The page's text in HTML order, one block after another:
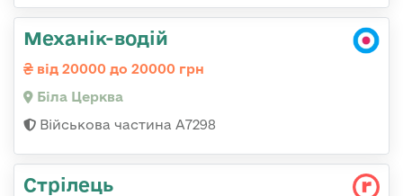
Механік-водій
від 20000 до 20000 грн
Біла Церква
Військова частина А7298
Стрілець